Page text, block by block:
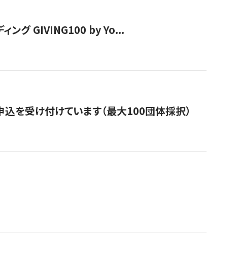
ィング GIVING100 by Yo...
を受け付けています（最大100団体採択）